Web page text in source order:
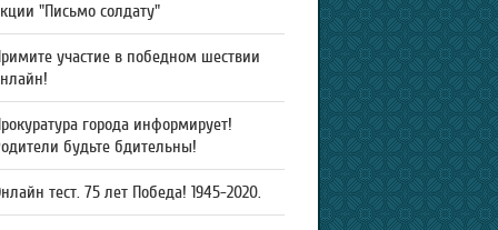
"Письмо солдату"
участие в победном шествии
города информирует!
будьте бдительны!
тест. 75 лет Победа! 1945-2020.